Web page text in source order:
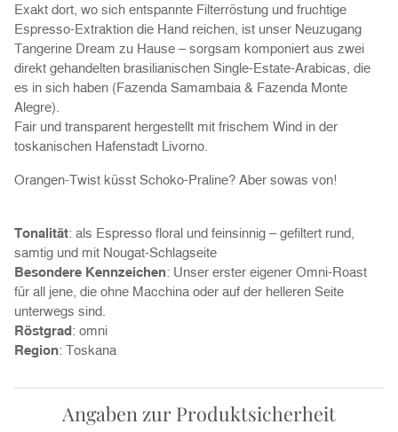
Exakt dort, wo sich entspannte Filterröstung und fruchtige
Espresso-Extraktion die Hand reichen, ist unser Neuzugang
Tangerine Dream zu Hause – sorgsam komponiert aus zwei
direkt gehandelten brasilianischen Single-Estate-Arabicas, die
es in sich haben (Fazenda Samambaia & Fazenda Monte
Alegre).
Fair und transparent hergestellt mit frischem Wind in der
toskanischen Hafenstadt Livorno.
Orangen-Twist küsst Schoko-Praline? Aber sowas von!
Tonalität: als Espresso floral und feinsinnig – gefiltert rund,
samtig und mit Nougat-Schlagseite
Besondere Kennzeichen: Unser erster eigener Omni-Roast
für all jene, die ohne Macchina oder auf der helleren Seite
unterwegs sind.
Röstgrad: omni
Region: Toskana
Angaben zur Produktsicherheit